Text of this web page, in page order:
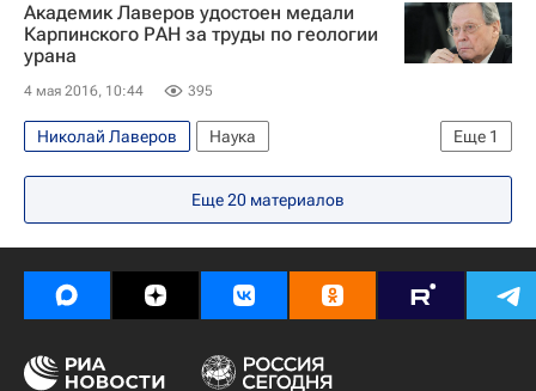
Академик Лаверов удостоен медали
Карпинского РАН за труды по геологии
урана
4 мая 2016, 10:44 395
Еще 1
Николай Лаверов
Наука
Ядерные технологии
Еще20 материалов